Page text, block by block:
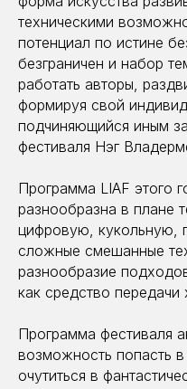
техническими
потенциал по истине
безграничен и набор
работать авторы,
формируя свой
подчиняющийся иным
фестиваля Нэг
Программа LIAF этого
разнообразна в плане
цифровую, кукольную,
сложные смешанные
разнообразие
как средство
Программа фестиваля
возможность попасть в
очутиться в